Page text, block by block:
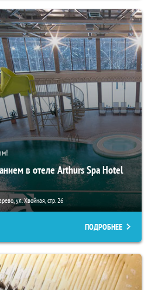
в отеле Arthurs Spa Hotel
ул. Хвойная, стр. 26
ПОДРОБНЕЕ